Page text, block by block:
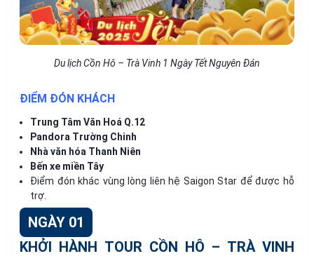
Du lịch Cồn Hô – Trà Vinh 1 Ngày Tết Nguyên Đán
ĐIỂM ĐÓN KHÁCH
Trung Tâm Văn Hoá Q.12
Pandora Trường Chinh
Nhà văn hóa Thanh Niên
Bến xe miền Tây
Điểm đón khác vùng lòng liên hệ Saigon Star để được hỗ
trợ.
NGÀY 01
KHỞI HÀNH TOUR CỒN HÔ – TRÀ VINH